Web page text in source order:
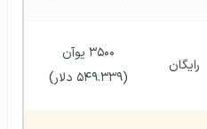
رایگان
(۵۴۹.۳۳۹ دلار)